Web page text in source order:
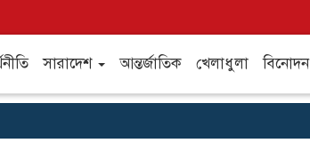
সারাদেশ আন্তর্জাতিক খেলাধুলা বিনোদন